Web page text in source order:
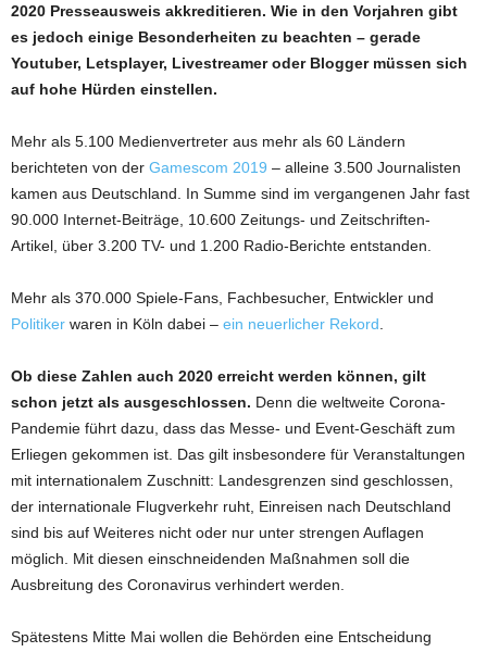
2020 Presseausweis akkreditieren. Wie in den Vorjahren gibt
es jedoch einige Besonderheiten zu beachten – gerade
Youtuber, Letsplayer, Livestreamer oder Blogger müssen sich
auf hohe Hürden einstellen.
Mehr als 5.100 Medienvertreter aus mehr als 60 Ländern
berichteten von der Gamescom 2019 – alleine 3.500 Journalisten
kamen aus Deutschland. In Summe sind im vergangenen Jahr fast
90.000 Internet-Beiträge, 10.600 Zeitungs- und Zeitschriften-
Artikel, über 3.200 TV- und 1.200 Radio-Berichte entstanden.
Mehr als 370.000 Spiele-Fans, Fachbesucher, Entwickler und
Politiker waren in Köln dabei – ein neuerlicher Rekord
Ob diese Zahlen auch 2020 erreicht werden können, gilt
schon jetzt als ausgeschlossen. Denn die weltweite Corona-
Pandemie führt dazu, dass das Messe- und Event-Geschäft zum
Erliegen gekommen ist. Das gilt insbesondere für Veranstaltungen
mit internationalem Zuschnitt: Landesgrenzen sind geschlossen,
der internationale Flugverkehr ruht, Einreisen nach Deutschland
sind bis auf Weiteres nicht oder nur unter strengen Auflagen
möglich. Mit diesen einschneidenden Maßnahmen soll die
Ausbreitung des Coronavirus verhindert werden.
Spätestens Mitte Mai wollen die Behörden eine Entscheidung